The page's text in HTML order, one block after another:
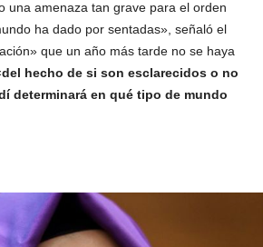
una amenaza tan grave para el orden
ha dado por sentadas», señaló el
que un año más tarde no se haya
hecho de si son esclarecidos o no
determinará en qué tipo de mundo